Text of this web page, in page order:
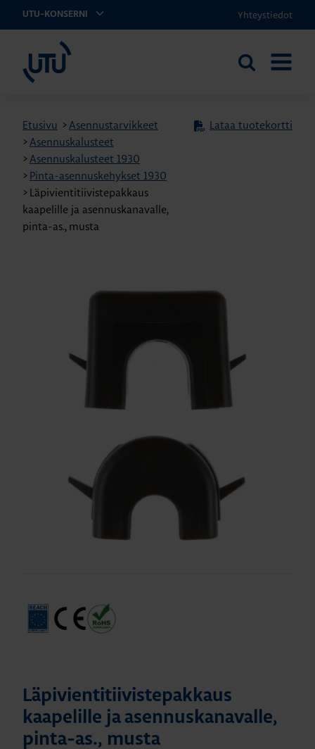
UTU-KONSERNI Yhteystiedot
Etsi
Etusivu >Asennustarvikkeet
>Asennuskalusteet
>Asennuskalusteet 1930
> Pinta-asennuskehykset 1930
> Läpivientitiivistepakkaus
kaapelille ja asennuskanavalle,
pinta-as., musta
Lataa tuotekortti
Läpivientitiivistepakkaus
kaapelille ja asennuskanavalle,
pinta-as., musta